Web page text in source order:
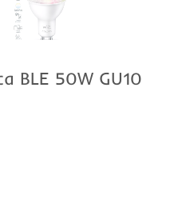
BLE 50W GU10